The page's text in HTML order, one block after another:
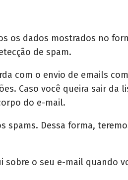
os dados mostrados no
de spam.
com o envio de emails
Caso você queira sair da
do e-mail.
spams. Dessa forma,
o seu e-mail quando